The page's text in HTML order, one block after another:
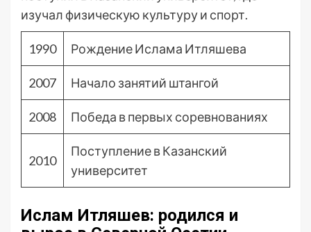
изучал физическую культуру и спорт.
1990 Рождение Ислама Итляшева
2007 Начало занятий штангой
2008 Победа в первых соревнованиях
2010
Поступление в Казанский
университет
Ислам Итляшев: родился и